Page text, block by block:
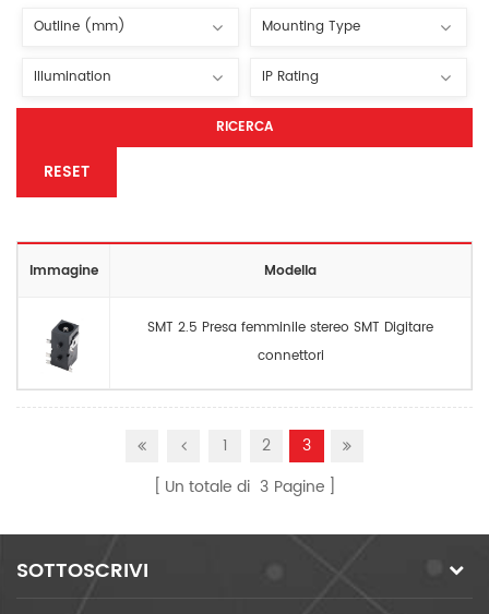
RICERCA
RESET
Immagine Modella
SMT 2.5 Presa femminile stereo SMT Digitare
connettori
1 2
3
Un totale di 3 Pagine
SOTTOSCRIVI